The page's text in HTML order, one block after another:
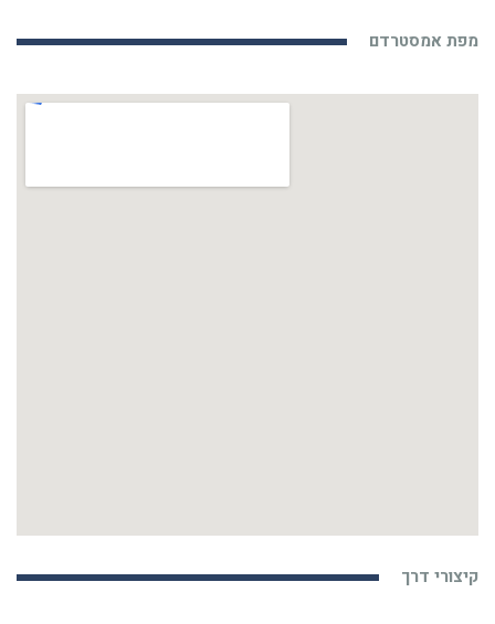
מפת אמסטרדם
קיצורי דרך